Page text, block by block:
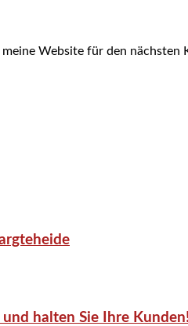
Website für den nächsten
halten Sie Ihre Kunden!